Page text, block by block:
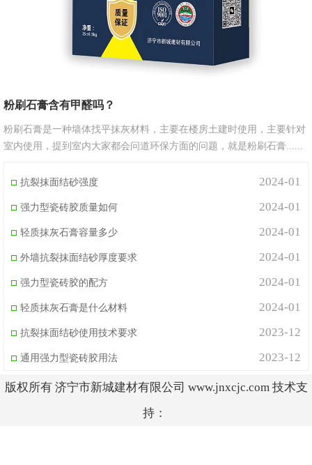
​粉刷石膏含有甲醛吗？
粉刷石膏是一种墙体找平抹灰材料，主要在楼房土建时使用，主要针对
室内使用，提到室内大家都会问道环保方面的问题，就是粉刷石膏......
2024-01
抗裂抹面结砂强度
2024-01
强力型瓷砖胶质量如何
2024-01
轻质抹灰石膏容量多少
2024-01
外墙抗裂抹面结砂厚度要求
2024-01
强力型瓷砖胶的配方
2024-01
轻质抹灰石膏是什么材料
2023-12
抗裂抹面结砂使用技术要求
2023-12
通用强力型瓷砖胶用法
版权所有 济宁市新城建材有限公司 www.jnxcjc.com 技术支
持：